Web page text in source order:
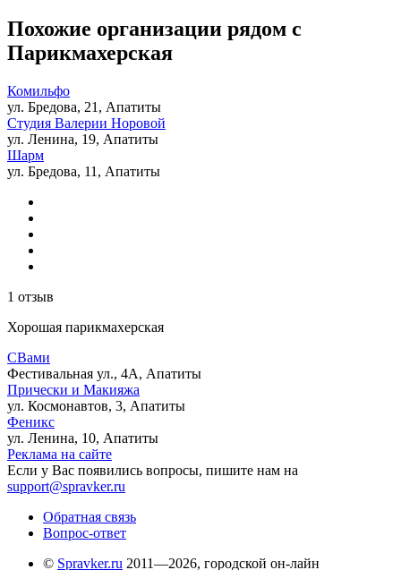
Похожие организации рядом с
Парикмахерская
Комильфо
ул. Бредова, 21, Апатиты
Студия Валерии Норовой
ул. Ленина, 19, Апатиты
Шарм
ул. Бредова, 11, Апатиты
1 отзыв
Хорошая парикмахерская
СВами
Фестивальная ул., 4А, Апатиты
Прически и Макияжа
ул. Космонавтов, 3, Апатиты
Феникс
ул. Ленина, 10, Апатиты
Реклама на сайте
Если у Вас появились вопросы, пишите нам на
support@spravker.ru
Обратная связь
Вопрос-ответ
© Spravker.ru 2011—2026, городской он-лайн